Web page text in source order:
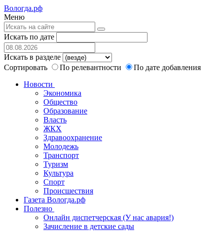
Вологда.рф
Меню
Искать по дате
Искать в разделе
Сортировать
По релевантности
По дате добавления
Новости
Экономика
Общество
Образование
Власть
ЖКХ
Здравоохранение
Молодежь
Транспорт
Туризм
Культура
Спорт
Происшествия
Газета Вологда.рф
Полезно
Онлайн диспетчерская (У нас авария!)
Зачисление в детские сады